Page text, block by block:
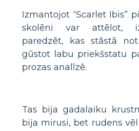
Izmantojot “Scarlet Ibis”
skolēni var attēlot,
paredzēt, kas stāstā
gūstot labu priekšstatu
prozas analīzē.
Tas bija gadalaiku
bija mirusi, bet rudens